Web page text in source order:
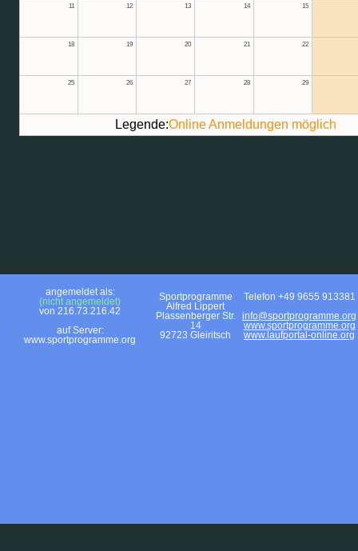
11 12 13 14 15
18 19 20 21 22
25 26 27 28 29
Legende:Online Anmeldungen möglich
angemeldet als:
(nicht angemeldet)
von 216.73.216.42
auf Server:
www.sportprogramme.org
Sportprogramme
Alfred Lippert
Plassenberger Str.
14
92723 Gleiritsch
Telefon +49 9655 913381
info@sportprogramme.org
www.sportprogramme.org
www.laufportal-online.org